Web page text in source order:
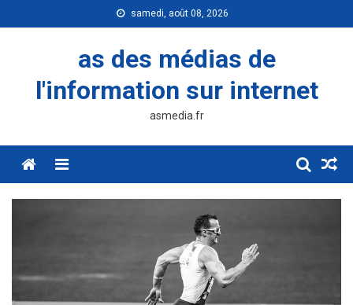
to
samedi, août 08, 2026
as des médias de
l'information sur internet
asmedia.fr
Menu